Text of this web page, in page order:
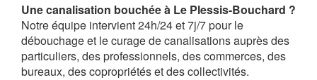
Une canalisation bouchée à Le Plessis-Bouchard ?
Notre équipe intervient 24h/24 et 7j/7 pour le
débouchage et le curage de canalisations auprès des
particuliers, des professionnels, des commerces, des
bureaux, des copropriétés et des collectivités.